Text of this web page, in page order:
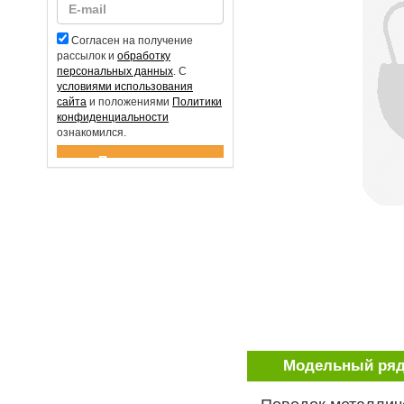
Модельный
Согласен на получение
рассылок и обработку
персональных данных. С
условиями использования
сайта и положениями Политики
конфиденциальности
ознакомился.